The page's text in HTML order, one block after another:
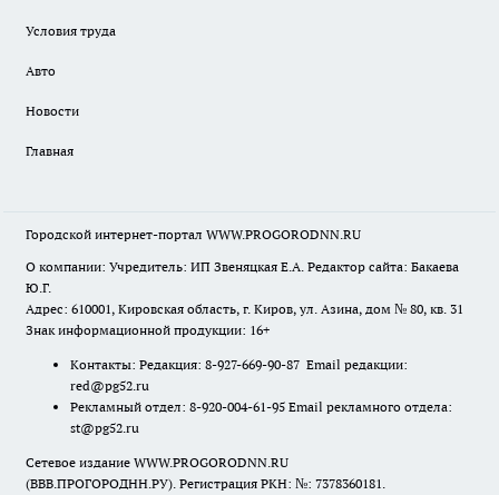
Условия труда
Авто
Новости
Главная
Городской интернет-портал WWW.PROGORODNN.RU
О компании: Учредитель: ИП Звеняцкая Е.А. Редактор сайта: Бакаева
Ю.Г.
Адрес: 610001, Кировская область, г. Киров, ул. Азина, дом № 80, кв. 31
Знак информационной продукции: 16+
Контакты: Редакция: 8-927-669-90-87 Email редакции:
red@pg52.ru
Рекламный отдел: 8-920-004-61-95 Email рекламного отдела:
st@pg52.ru
Сетевое издание WWW.PROGORODNN.RU
(ВВВ.ПРОГОРОДНН.РУ). Регистрация РКН: №: 7378360181.